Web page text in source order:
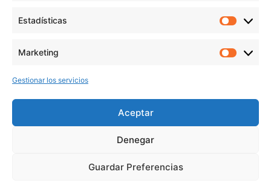
Estadísticas
Marketing
Gestionar los servicios
Aceptar
Denegar
Guardar Preferencias
veronicaruiz.es
está bajo
NoComercial 4.0 Internacional
MÁS NOVEDADES EN MIS REDES